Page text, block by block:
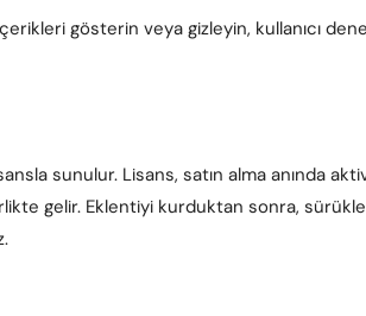
gösterin veya gizleyin, kullanıcı
sunulur. Lisans, satın alma anında
gelir. Eklentiyi kurduktan sonra,